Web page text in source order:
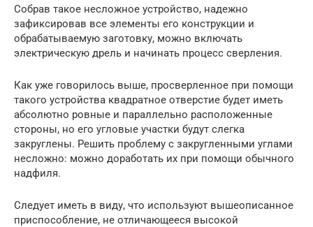
Собрав такое несложное устройство, надежно
зафиксировав все элементы его конструкции и
обрабатываемую заготовку, можно включать
электрическую дрель и начинать процесс сверления.
Как уже говорилось выше, просверленное при помощи
такого устройства квадратное отверстие будет иметь
абсолютно ровные и параллельно расположенные
стороны, но его угловые участки будут слегка
закруглены. Решить проблему с закругленными углами
несложно: можно доработать их при помощи обычного
надфиля.
Следует иметь в виду, что используют вышеописанное
приспособление, не отличающееся высокой